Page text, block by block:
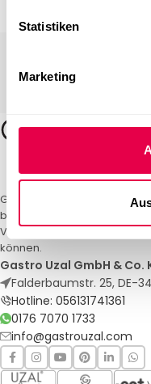
Statistiken
Marketing
Gastro Uzal – Ihr Spezialist
bieten maßgeschneiderte
Veranstaltungen. Qualität
können.
Gastro Uzal GmbH & Co.
Falderbaumstr. 25, DE-
Hotline: 056131741361
0176 7070 1733
info@gastrouzal.com